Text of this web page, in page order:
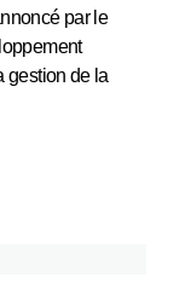
par le
gestion de la